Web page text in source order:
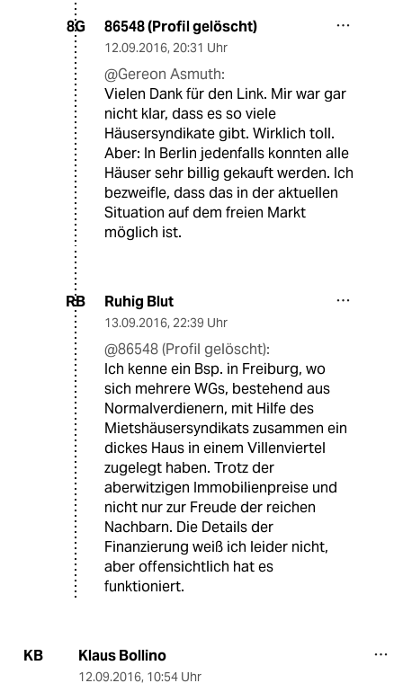
8G 86548 (Profil gelöscht)
12.09.2016, 20:31 Uhr
@Gereon Asmuth:
Vielen Dank für den Link. Mir war gar
nicht klar, dass es so viele
Häusersyndikate gibt. Wirklich toll.
Aber: In Berlin jedenfalls konnten alle
Häuser sehr billig gekauft werden. Ich
bezweifle, dass das in der aktuellen
Situation auf dem freien Markt
möglich ist.
RB Ruhig Blut
13.09.2016, 22:39 Uhr
@86548 (Profil gelöscht):
Ich kenne ein Bsp. in Freiburg, wo
sich mehrere WGs, bestehend aus
Normalverdienern, mit Hilfe des
Mietshäusersyndikats zusammen ein
dickes Haus in einem Villenviertel
zugelegt haben. Trotz der
aberwitzigen Immobilienpreise und
nicht nur zur Freude der reichen
Nachbarn. Die Details der
Finanzierung weiß ich leider nicht,
aber offensichtlich hat es
funktioniert.
KB Klaus Bollino
12.09.2016, 10:54 Uhr